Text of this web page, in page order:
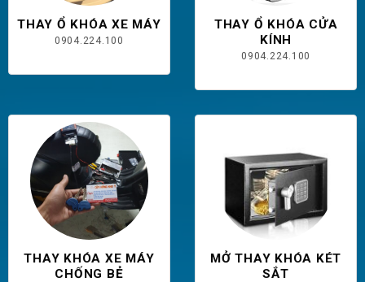
THAY Ổ KHÓA XE MÁY
0904.224.100
THAY Ổ KHÓA CỬA
KÍNH
0904.224.100
THAY KHÓA XE MÁY
CHỐNG BẺ
MỞ THAY KHÓA KÉT
SẮT